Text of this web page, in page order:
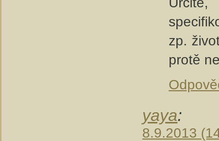
zp.
protě
yaya:
8.9.2013